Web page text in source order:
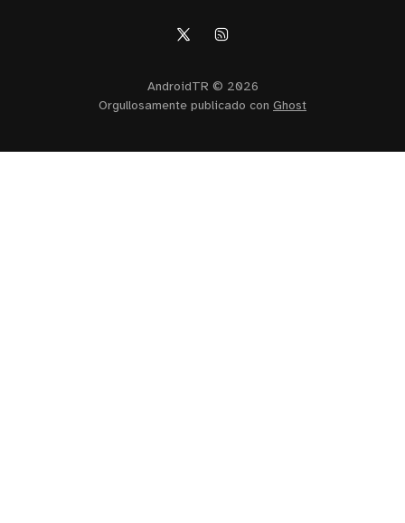
AndroidTR © 2026
Orgullosamente publicado con Ghost